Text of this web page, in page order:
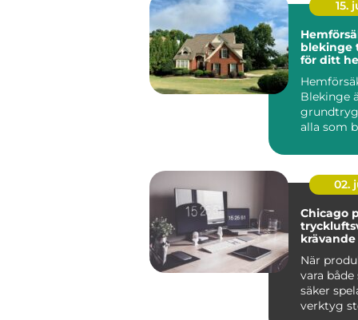
15.
blekinge trygghet
för ditt
Blekinge
alla som
ligg...
02.
Chicago
När
vara
säker
verktyg